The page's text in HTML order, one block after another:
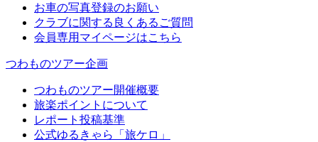
お車の写真登録のお願い
クラブに関する良くあるご質問
会員専用マイページはこちら
つわものツアー企画
つわものツアー開催概要
旅楽ポイントについて
レポート投稿基準
公式ゆるきゃら「旅ケロ」